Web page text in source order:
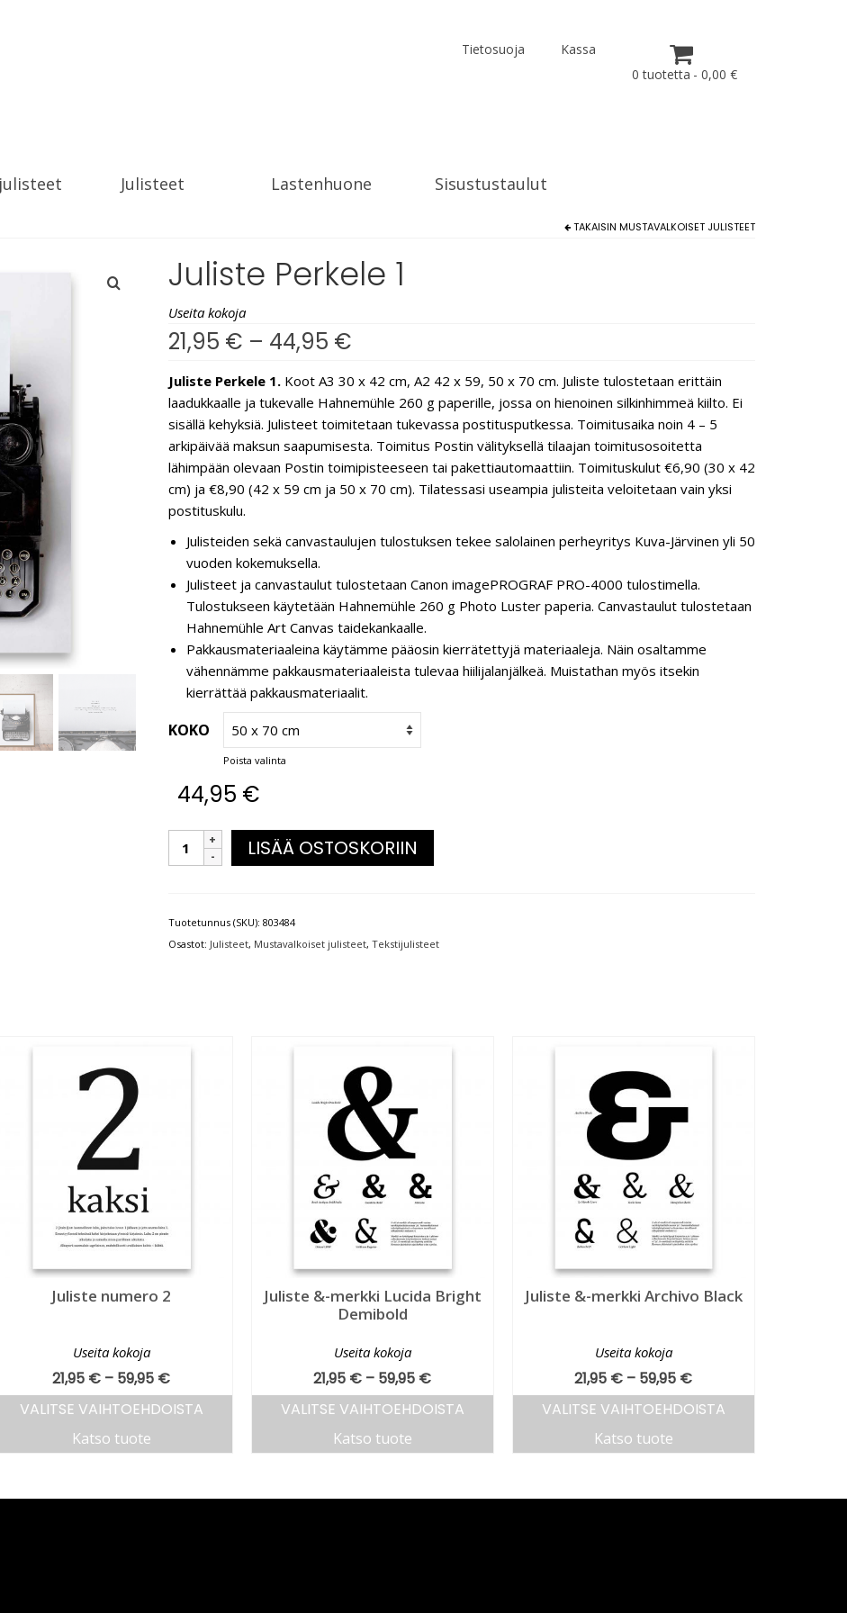
Tietosuoja
Kassa
0 tuotetta
0,00 €
Julisteet Lastenhuone Sisustustaulut
TAKAISIN MUSTAVALKOISET JULISTEET
Juliste Perkele 1
Useita kokoja
21,95 € – 44,95 €
Juliste Perkele 1.Koot A3 30 x 42 cm, A2 42 x 59, 50 x 70 cm. Juliste tulostetaan erittäin
laadukkaalle ja tukevalle Hahnemühle 260 g paperille, jossa on hienoinen silkinhimmeä kiilto. Ei
sisällä kehyksiä. Julisteet toimitetaan tukevassa postitusputkessa. Toimitusaika noin 4 – 5
arkipäivää maksun saapumisesta. Toimitus Postin välityksellä tilaajan toimitusosoitetta
lähimpään olevaan Postin toimipisteeseen tai pakettiautomaattiin. Toimituskulut €6,90 (30 x 42
cm) ja €8,90 (42 x 59 cm ja 50 x 70 cm). Tilatessasi useampia julisteita veloitetaan vain yksi
postituskulu.
Julisteiden sekä canvastaulujen tulostuksen tekee salolainen perheyritys Kuva-Järvinen yli 50
vuoden kokemuksella.
Julisteet ja canvastaulut tulostetaan Canon imagePROGRAF PRO-4000 tulostimella.
Tulostukseen käytetään Hahnemühle 260 g Photo Luster paperia. Canvastaulut tulostetaan
Hahnemühle Art Canvas taidekankaalle.
Pakkausmateriaaleina käytämme pääosin kierrätettyjä materiaaleja. Näin osaltamme
vähennämme pakkausmateriaaleista tulevaa hiilijalanjälkeä. Muistathan myös itsekin
kierrättää pakkausmateriaalit.
KOKO
Poista valinta
44,95 €
LISÄÄ OSTOSKORIIN
Tuotetunnus (SKU): 803484
Osastot: Julisteet, Mustavalkoiset julisteet, Tekstijulisteet
Juliste numero 2
Useita kokoja
21,95 € – 59,95 €
VALITSE VAIHTOEHDOISTA
Katso tuote
Juliste &-merkki Lucida Bright
Demibold
Useita kokoja
21,95 € – 59,95 €
VALITSE VAIHTOEHDOISTA
Katso tuote
Juliste &-merkki Archivo Black
Useita kokoja
21,95 € – 59,95 €
VALITSE VAIHTOEHDOISTA
Katso tuote